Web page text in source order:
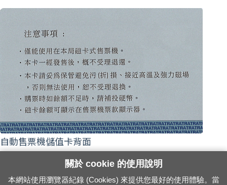
自動售票機儲值卡背面
關於 cookie 的使用說明
本網站使用瀏覽器紀錄 (Cookies) 來提供您最好的使用體驗。當